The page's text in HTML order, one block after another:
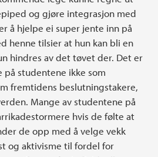
og gjøre integrasjon med
å hjelpe ei super jente inn på
henne tilsier at hun kan bli en
hindres av det tøvet der. Det er
på studentene ikke som
fremtidens beslutningstakere,
Mange av studentene på
hvis de følte at
de opp med å velge vekk
og aktivisme til fordel for